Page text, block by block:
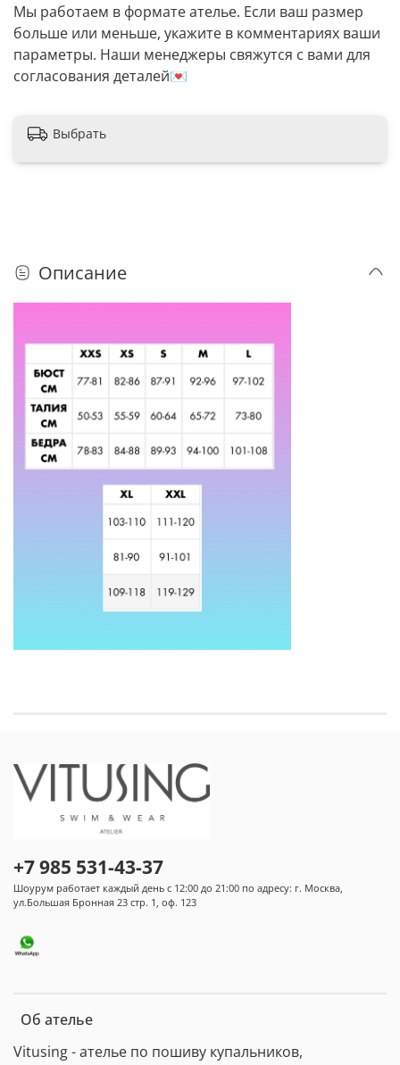
Мы работаем в формате ателье. Если ваш размер
больше или меньше, укажите в комментариях ваши
параметры. Наши менеджеры свяжутся с вами для
согласования деталей💌
Выбрать
Описание
Об ателье
Vitusing - ателье по пошиву купальников,
+7 985 531-43-37
Шоурум работает каждый день с 12:00 до 21:00 по адресу: г. Москва,
ул.Большая Бронная 23 стр. 1, оф. 123